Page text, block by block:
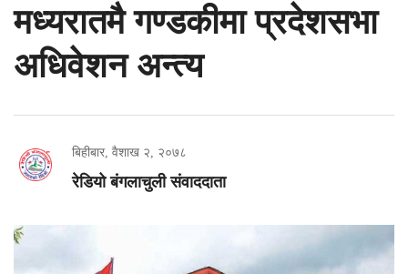
मध्यरातमै गण्डकीमा प्रदेशसभा
अधिवेशन अन्त्य
बिहीबार, वैशाख २, २०७८
रेडियो बंगलाचुली संवाददाता